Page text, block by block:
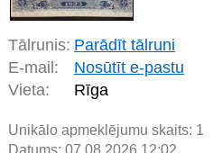
Tālrunis: Parādīt tālruni
E-mail:
Nosūtīt e-pastu
Vieta:
Rīga
Unikālo apmeklējumu skaits: 1
Datums: 07.08.2026 12:02